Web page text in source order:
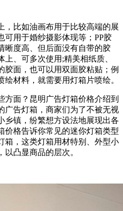
，比如油画布用于比较高端的展
可用于婚纱摄影体现等；PP胶
晰度高、但后面没有自带的胶
、可多次使用;精美相纸质、
胶面，也可以用双面胶粘贴；例
材料，就需要用灯箱片喷绘。
方面？昆明广告灯箱价格介绍到
广告灯箱，商家们为了不被无视
乡镇，纷繁想方设法地展现出各
价格告诉你常见的迷你灯箱类型
箱，这类灯箱用材特别、外型小
凸显商品的层次。